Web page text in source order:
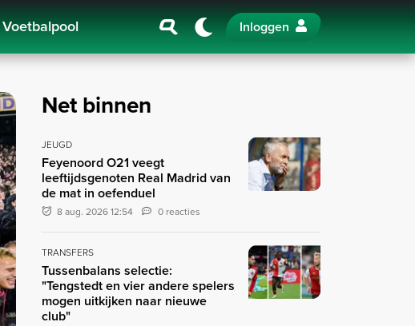
Voetbalpool Inloggen
Net binnen
JEUGD
Feyenoord O21 veegt
leeftijdsgenoten Real Madrid van
de mat in oefenduel
8 aug. 2026 12:54 0 reacties
TRANSFERS
Tussenbalans selectie:
"Tengstedt en vier andere spelers
mogen uitkijken naar nieuwe
club"